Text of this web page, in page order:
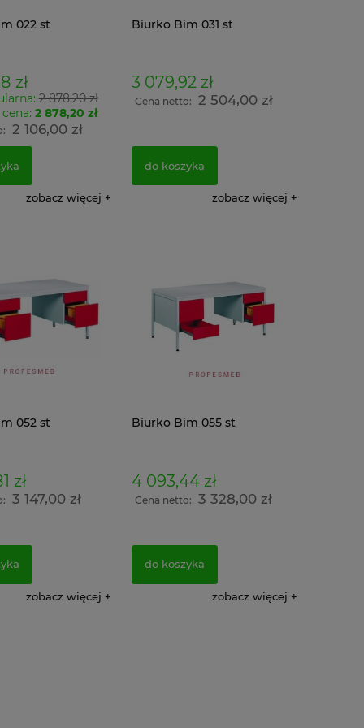
022 st
zł
2 878,20 zł
2 878,20 zł
2 106,00 zł
zobacz więcej
Biurko Bim 031 st
3 079,92 zł
Cena netto: 2 504,00 zł
do koszyka
zobacz więcej
052 st
zł
3 147,00 zł
zobacz więcej
Biurko Bim 055 st
4 093,44 zł
Cena netto: 3 328,00 zł
do koszyka
zobacz więcej